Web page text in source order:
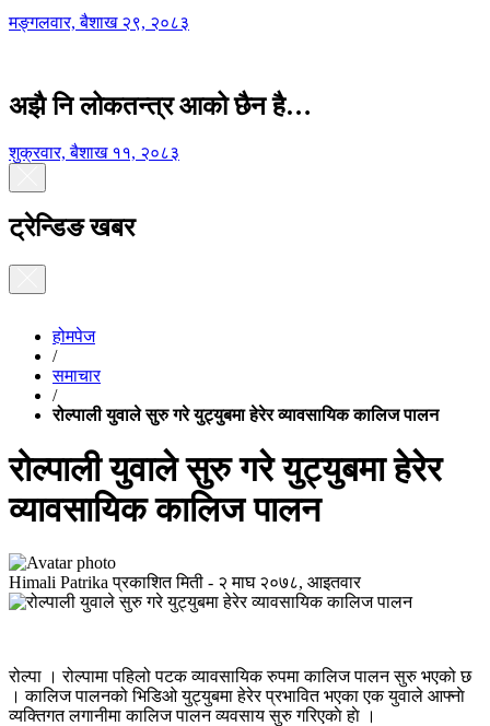
मङ्गलवार, बैशाख २९, २०८३
अझै नि लोकतन्त्र आको छैन है…
शुक्रवार, बैशाख ११, २०८३
ट्रेन्डिङ खबर
होमपेज
/
समाचार
/
रोल्पाली युवाले सुरु गरे युट्युबमा हेरेर व्यावसायिक कालिज पालन
रोल्पाली युवाले सुरु गरे युट्युबमा हेरेर
व्यावसायिक कालिज पालन
Himali Patrika प्रकाशित मिती - २ माघ २०७८, आइतवार
रोल्पा । रोल्पामा पहिलो पटक व्यावसायिक रुपमा कालिज पालन सुरु भएको छ
। कालिज पालनको भिडिओ युट्युबमा हेरेर प्रभावित भएका एक युवाले आफ्नाे
व्यक्तिगत लगानीमा कालिज पालन व्यवसाय सुरु गरिएकाे हाे ।